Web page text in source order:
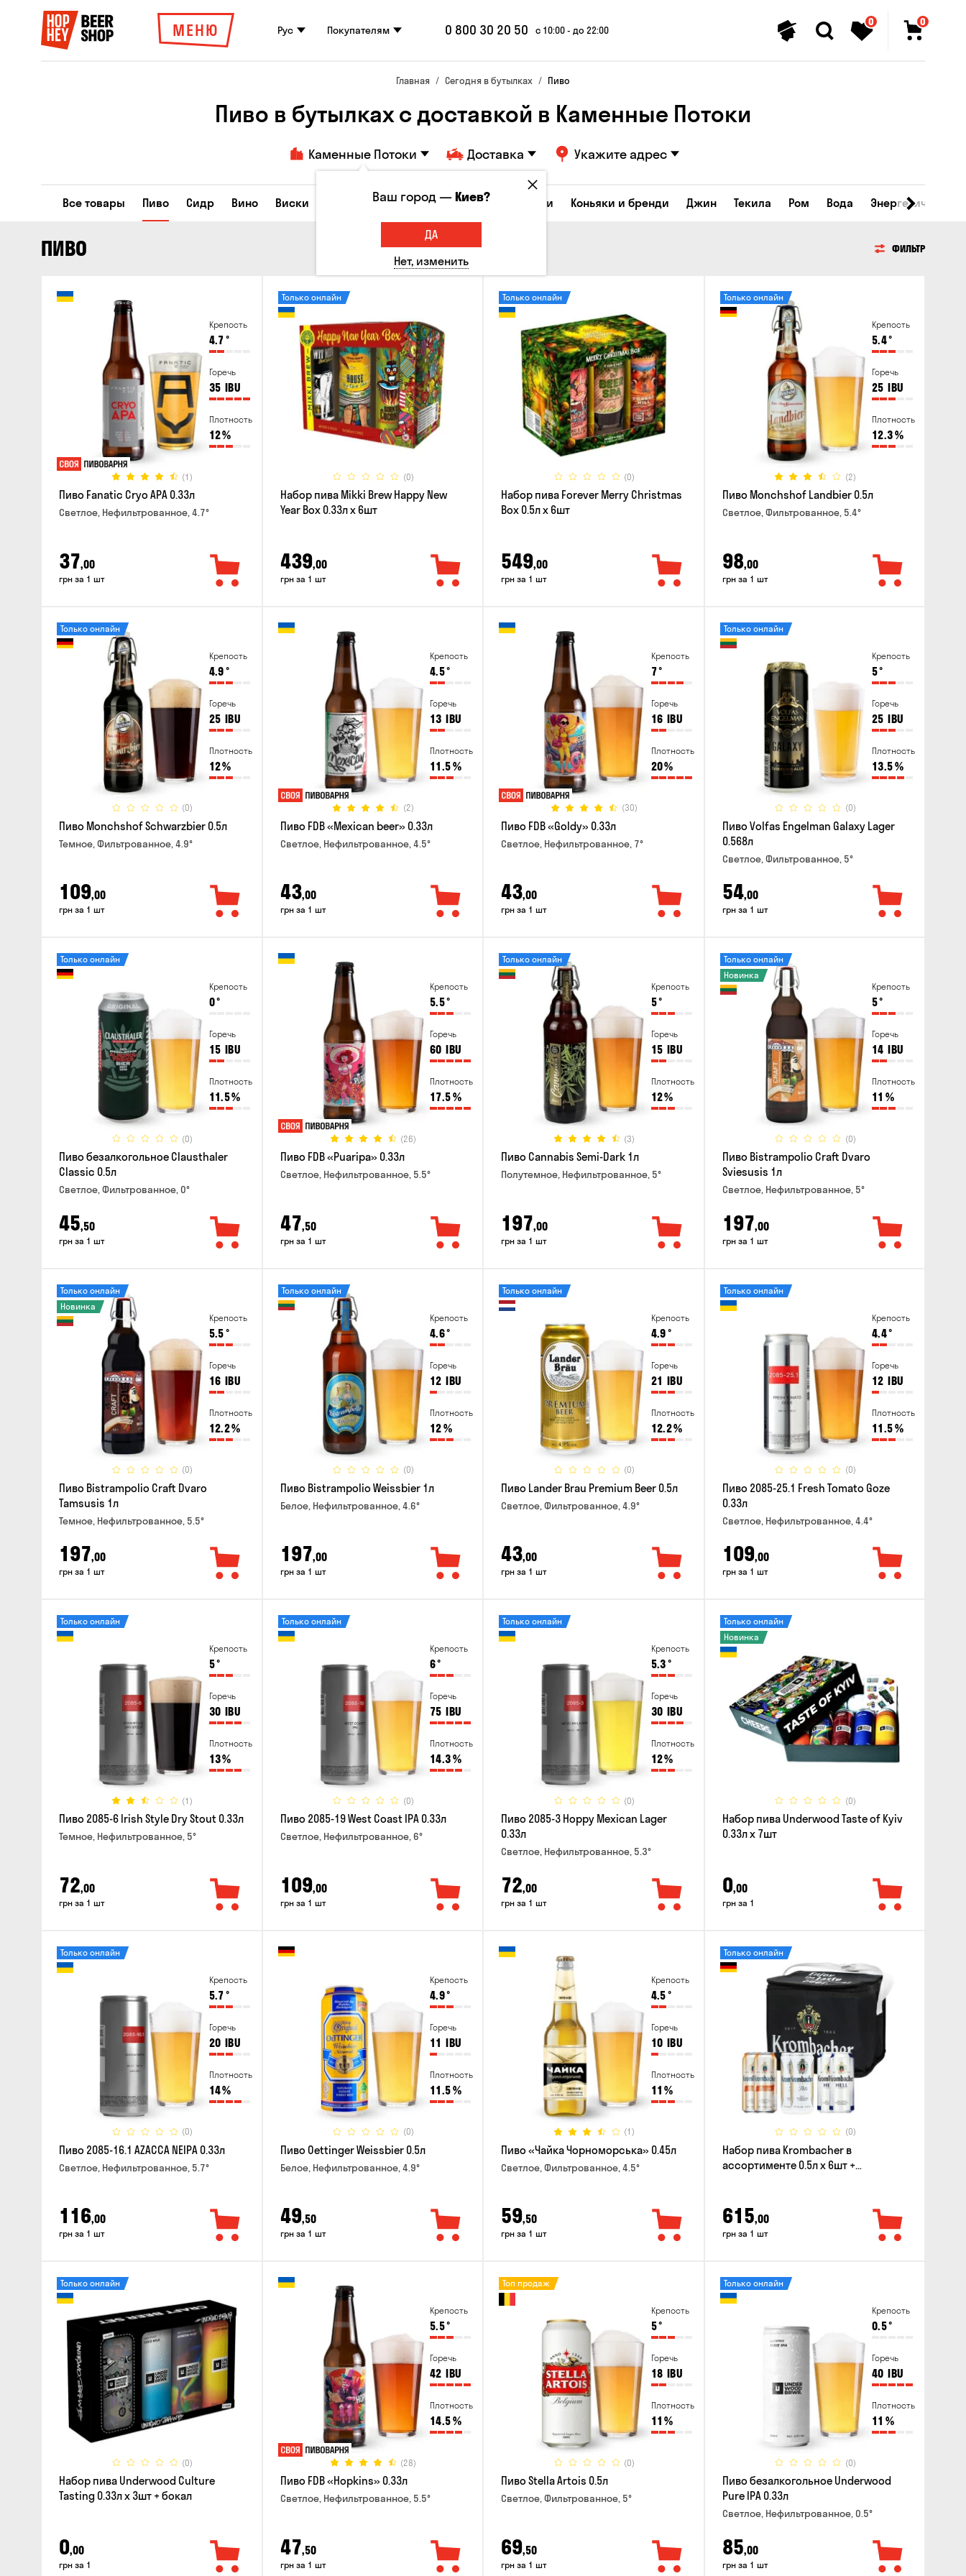
МЕНЮ Рус Покупателям 0 800 30 20 50 с 10:00 - до 22:00
0 0
Главная Сегодня в бутылках Пиво
Пиво в бутылках с доставкой в Каменные Потоки
Каменные Потоки Доставка Укажите адрес
Все товары Пиво Сидр Вино Виски Коктейли Соджу Ликеры и настойки Коньяки и бренди Джин Текила Ром Вода Энергетические
ПИВО ФИЛЬТР
Крепость
4.7°
Горечь
35 IBU
Плотность
12%
(1)
Пиво Fanatic Cryo APA 0.33л
Светлое, Нефильтрованное, 4.7°
37,00
грн за 1 шт
(0)
Только онлайн
Набор пива Mikki Brew Happy New
Year Box 0.33л x 6шт
439,00
грн за 1 шт
(0)
Только онлайн
Набор пива Forever Merry Christmas
Box 0.5л x 6шт
549,00
грн за 1 шт
Крепость
5.4°
Горечь
25 IBU
Плотность
12.3%
(2)
Только онлайн
Пиво Monchshof Landbier 0.5л
Светлое, Фильтрованное, 5.4°
98,00
грн за 1 шт
Крепость
4.9°
Горечь
25 IBU
Плотность
12%
(0)
Только онлайн
Пиво Monchshof Schwarzbier 0.5л
Темное, Фильтрованное, 4.9°
109,00
грн за 1 шт
Крепость
4.5°
Горечь
13 IBU
Плотность
11.5%
(2)
Пиво FDB «Mexican beer» 0.33л
Светлое, Нефильтрованное, 4.5°
43,00
грн за 1 шт
Крепость
7°
Горечь
16 IBU
Плотность
20%
(30)
Пиво FDB «Goldy» 0.33л
Светлое, Нефильтрованное, 7°
43,00
грн за 1 шт
Крепость
5°
Горечь
25 IBU
Плотность
13.5%
(0)
Только онлайн
Пиво Volfas Engelman Galaxy Lager
0.568л
Светлое, Фильтрованное, 5°
54,00
грн за 1 шт
Крепость
0°
Горечь
15 IBU
Плотность
11.5%
(0)
Только онлайн
Пиво безалкогольное Clausthaler
Classic 0.5л
Светлое, Фильтрованное, 0°
45,50
грн за 1 шт
Крепость
5.5°
Горечь
60 IBU
Плотность
17.5%
(26)
Пиво FDB «Puaripa» 0.33л
Светлое, Нефильтрованное, 5.5°
47,50
грн за 1 шт
Крепость
5°
Горечь
15 IBU
Плотность
12%
(3)
Только онлайн
Пиво Cannabis Semi-Dark 1л
Полутемное, Нефильтрованное, 5°
197,00
грн за 1 шт
Крепость
5°
Горечь
14 IBU
Плотность
11 %
(0)
Только онлайн
Новинка
Пиво Bistrampolio Craft Dvaro
Sviesusis 1л
Светлое, Нефильтрованное, 5°
197,00
грн за 1 шт
Крепость
5.5°
Горечь
16 IBU
Плотность
12.2%
(0)
Только онлайн
Новинка
Пиво Bistrampolio Craft Dvaro
Tamsusis 1л
Темное, Нефильтрованное, 5.5°
197,00
грн за 1 шт
Крепость
4.6°
Горечь
12 IBU
Плотность
12%
(0)
Только онлайн
Пиво Bistrampolio Weissbier 1л
Белое, Нефильтрованное, 4.6°
197,00
грн за 1 шт
Крепость
4.9°
Горечь
21 IBU
Плотность
12.2%
(0)
Только онлайн
Пиво Lander Brau Premium Beer 0.5л
Светлое, Фильтрованное, 4.9°
43,00
грн за 1 шт
Крепость
4.4°
Горечь
12 IBU
Плотность
11.5%
(0)
Только онлайн
Пиво 2085-25.1 Fresh Tomato Goze
0.33л
Светлое, Нефильтрованное, 4.4°
109,00
грн за 1 шт
Крепость
5°
Горечь
30 IBU
Плотность
13%
(1)
Только онлайн
Пиво 2085-6 Irish Style Dry Stout 0.33л
Темное, Нефильтрованное, 5°
72,00
грн за 1 шт
Крепость
6°
Горечь
75 IBU
Плотность
14.3%
(0)
Только онлайн
Пиво 2085-19 West Coast IPA 0.33л
Светлое, Нефильтрованное, 6°
109,00
грн за 1 шт
Крепость
5.3°
Горечь
30 IBU
Плотность
12%
(0)
Только онлайн
Пиво 2085-3 Hoppy Mexican Lager
0.33л
Светлое, Нефильтрованное, 5.3°
72,00
грн за 1 шт
(0)
Только онлайн
Новинка
Набор пива Underwood Taste of Kyiv
0.33л x 7шт
0,00
грн за 1
Крепость
5.7°
Горечь
20 IBU
Плотность
14%
(0)
Только онлайн
Пиво 2085-16.1 AZACCA NEIPA 0.33л
Светлое, Нефильтрованное, 5.7°
116,00
грн за 1 шт
Крепость
4.9°
Горечь
11 IBU
Плотность
11.5%
(0)
Пиво Oettinger Weissbier 0.5л
Белое, Нефильтрованное, 4.9°
49,50
грн за 1 шт
Крепость
4.5°
Горечь
10 IBU
Плотность
11 %
(1)
Пиво «Чайка Чорноморська» 0.45л
Светлое, Фильтрованное, 4.5°
59,50
грн за 1 шт
(0)
Только онлайн
Набор пива Krombacher в
ассортименте 0.5л х 6шт +
615,00
грн за 1 шт
(0)
Только онлайн
Набор пива Underwood Culture
Tasting 0.33л x 3шт + бокал
0,00
грн за 1
Крепость
5.5°
Горечь
42 IBU
Плотность
14.5%
(28)
Пиво FDB «Hopkins» 0.33л
Светлое, Нефильтрованное, 5.5°
47,50
грн за 1 шт
Крепость
5°
Горечь
18 IBU
Плотность
11 %
(0)
Топ продаж
Пиво Stella Artois 0.5л
Светлое, Фильтрованное, 5°
69,50
грн за 1 шт
Крепость
0.5°
Горечь
40 IBU
Плотность
11 %
(0)
Только онлайн
Пиво безалкогольное Underwood
Pure IPA 0.33л
Светлое, Нефильтрованное, 0.5°
85,00
грн за 1 шт
Ваш город —Киев?
ДА
Нет, изменить